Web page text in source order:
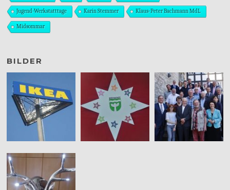
Jugend-Werkstatttage Karin Stemmer Klaus-Peter Bachmann MdL
Midsommar
BILDER